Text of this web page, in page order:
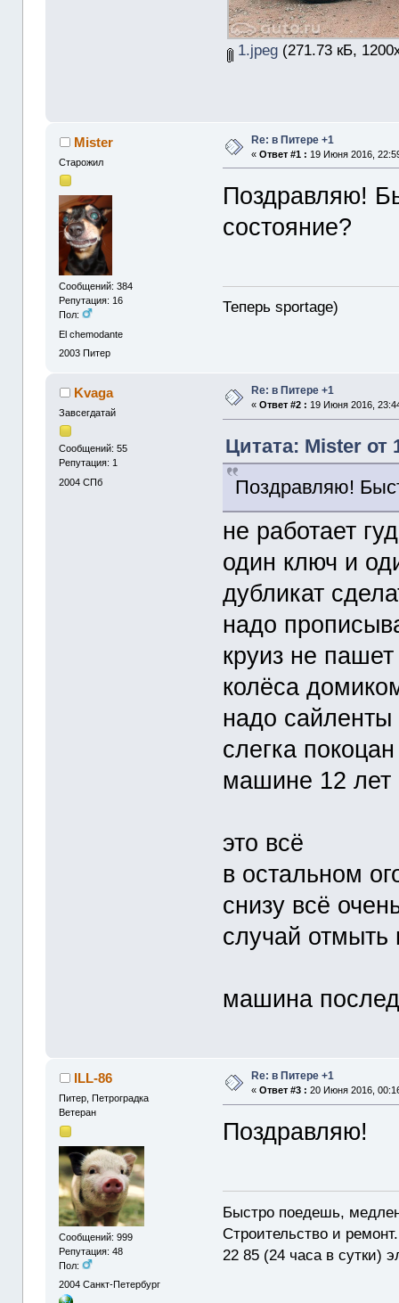
1.jpeg (271.73 кБ,
Mister
Старожил
Сообщений: 384
Репутация: 16
Пол:
El chemodante
2003 Питер
Re: в Питере +1
«Ответ #1 : 19 Июня 2016,
Поздравляю!
состояние?
Теперь sportage)
Kvaga
Завсегдатай
Сообщений: 55
Репутация: 1
2004 СПб
Re: в Питере +1
«Ответ #2 : 19 Июня 2016,
Цитата: Mister от
Поздравляю!
не работает
один ключ и
дубликат
надо
круиз не пашет
колёса
надо сайленты
слегка
машине 12 лет
это всё
в остальном
снизу всё
случай отмыть
машина
ILL-86
Питер, Петроградка
Ветеран
Сообщений: 999
Репутация: 48
Пол:
2004 Санкт-Петербург
Re: в Питере +1
«Ответ #3 : 20 Июня 2016,
Поздравляю!
Быстро поедешь,
Строительство и
22 85 (24 часа в сутки)